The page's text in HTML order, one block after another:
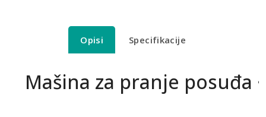
Opisi Specifikacije
Mašina za pranje posuđa ·